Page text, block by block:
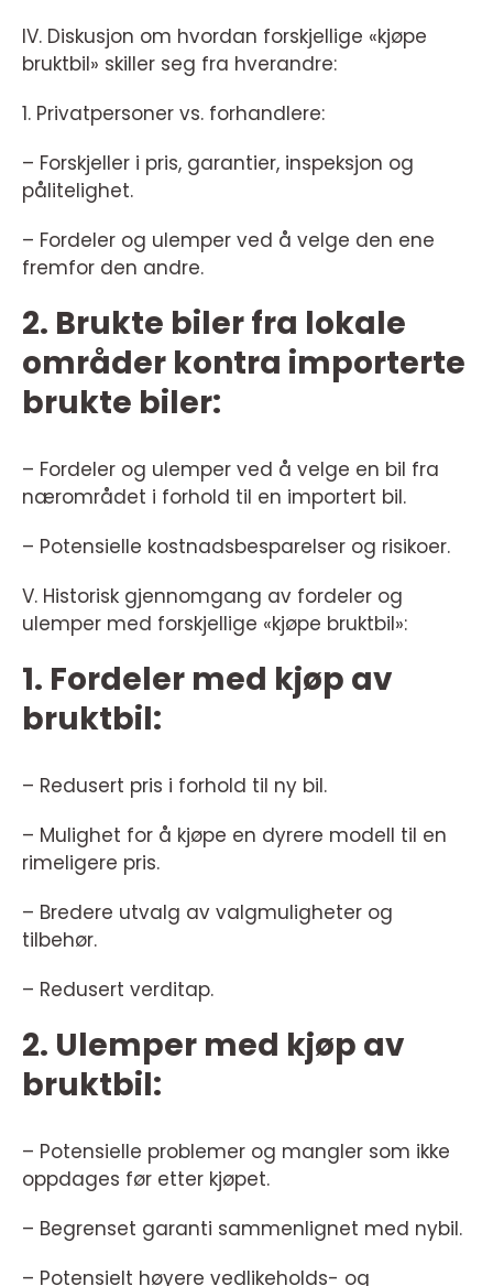
IV. Diskusjon om hvordan forskjellige «kjøpe
bruktbil» skiller seg fra hverandre:
1. Privatpersoner vs. forhandlere:
– Forskjeller i pris, garantier, inspeksjon og
pålitelighet.
– Fordeler og ulemper ved å velge den ene
fremfor den andre.
2. Brukte biler fra lokale
områder kontra importerte
brukte biler:
– Fordeler og ulemper ved å velge en bil fra
nærområdet i forhold til en importert bil.
– Potensielle kostnadsbesparelser og risikoer.
V. Historisk gjennomgang av fordeler og
ulemper med forskjellige «kjøpe bruktbil»:
1. Fordeler med kjøp av
bruktbil:
– Redusert pris i forhold til ny bil.
– Mulighet for å kjøpe en dyrere modell til en
rimeligere pris.
– Bredere utvalg av valgmuligheter og
tilbehør.
– Redusert verditap.
2. Ulemper med kjøp av
bruktbil:
– Potensielle problemer og mangler som ikke
oppdages før etter kjøpet.
– Begrenset garanti sammenlignet med nybil.
– Potensielt høyere vedlikeholds- og